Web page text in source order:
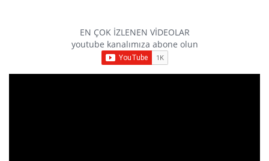
EN ÇOK İZLENEN VİDEOLAR
youtube kanalımıza abone olun